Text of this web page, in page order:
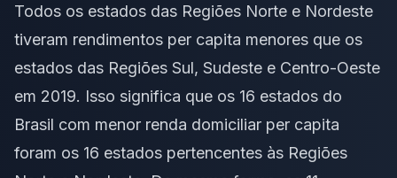
Todos os estados das Regiões Norte e Nordeste
tiveram rendimentos per capita menores que os
estados das Regiões Sul, Sudeste e Centro-Oeste
em 2019. Isso significa que os 16 estados do
Brasil com menor renda domiciliar per capita
foram os 16 estados pertencentes às Regiões